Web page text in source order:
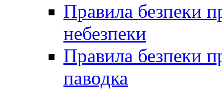
Правила безпеки
небезпеки
Правила безпеки
паводка